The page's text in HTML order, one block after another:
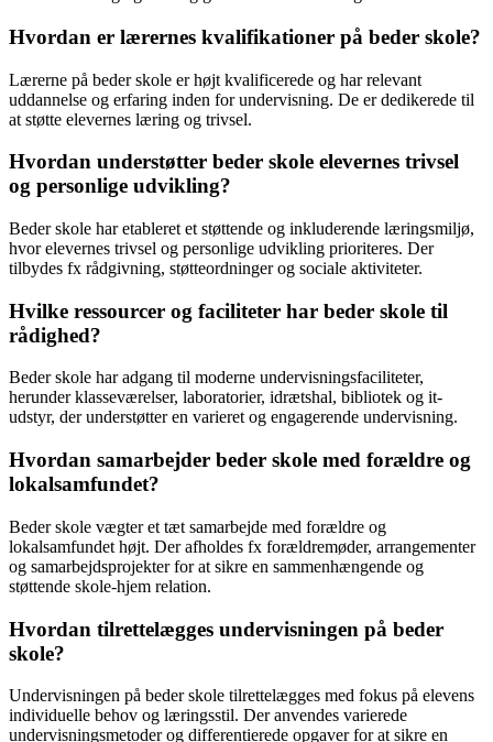
Hvordan er lærernes kvalifikationer på beder skole?
Lærerne på beder skole er højt kvalificerede og har relevant
uddannelse og erfaring inden for undervisning. De er dedikerede til
at støtte elevernes læring og trivsel.
Hvordan understøtter beder skole elevernes trivsel
og personlige udvikling?
Beder skole har etableret et støttende og inkluderende læringsmiljø,
hvor elevernes trivsel og personlige udvikling prioriteres. Der
tilbydes fx rådgivning, støtteordninger og sociale aktiviteter.
Hvilke ressourcer og faciliteter har beder skole til
rådighed?
Beder skole har adgang til moderne undervisningsfaciliteter,
herunder klasseværelser, laboratorier, idrætshal, bibliotek og it-
udstyr, der understøtter en varieret og engagerende undervisning.
Hvordan samarbejder beder skole med forældre og
lokalsamfundet?
Beder skole vægter et tæt samarbejde med forældre og
lokalsamfundet højt. Der afholdes fx forældremøder, arrangementer
og samarbejdsprojekter for at sikre en sammenhængende og
støttende skole-hjem relation.
Hvordan tilrettelægges undervisningen på beder
skole?
Undervisningen på beder skole tilrettelægges med fokus på elevens
individuelle behov og læringsstil. Der anvendes varierede
undervisningsmetoder og differentierede opgaver for at sikre en